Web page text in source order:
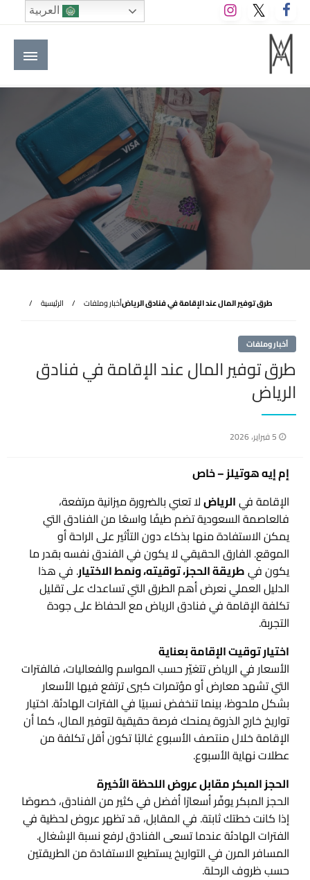
التخطي
إلى
المحتوى
M A hotels | إم ايه هوتيلز
الموقع الأول للعاملين في الفنادق في العالم العربي
الرئيسية أخبار وملفاتطرق توفير المال عند الإقامة في فنادق الرياض
أخبار وملفات
طرق توفير المال عند الإقامة في فنادق
الرياض
نُشر
5 فبراير، 2026
إم إيه هوتيلز – خاص
الإقامة فيالرياضلا تعني بالضرورة ميزانية مرتفعة،
فالعاصمة السعودية تضم طيفًا واسعًا من الفنادق التي
يمكن الاستفادة منها بذكاء دون التأثير على الراحة أو
الموقع. الفارق الحقيقي لا يكون في الفندق نفسه بقدر ما
يكون فيطريقة الحجز، توقيته، ونمط الاختيار. في هذا
الدليل العملي نعرض أهم الطرق التي تساعدك على تقليل
تكلفة الإقامة في فنادق الرياض مع الحفاظ على جودة
التجربة.
اختيار توقيت الإقامة بعناية
الأسعار في الرياض تتغيّر حسب المواسم والفعاليات، فالفترات
التي تشهد معارض أو مؤتمرات كبرى ترتفع فيها الأسعار
بشكل ملحوظ، بينما تنخفض نسبيًا في الفترات الهادئة. اختيار
تواريخ خارج الذروة يمنحك فرصة حقيقية لتوفير المال، كما أن
الإقامة خلال منتصف الأسبوع غالبًا تكون أقل تكلفة من
عطلات نهاية الأسبوع.
الحجز المبكر مقابل عروض اللحظة الأخيرة
الحجز المبكر يوفّر أسعارًا أفضل في كثير من الفنادق، خصوصًا
إذا كانت خطتك ثابتة. في المقابل، قد تظهر عروض لحظية في
الفترات الهادئة عندما تسعى الفنادق لرفع نسبة الإشغال.
المسافر المرن في التواريخ يستطيع الاستفادة من الطريقتين
حسب ظروف الرحلة.
العربية